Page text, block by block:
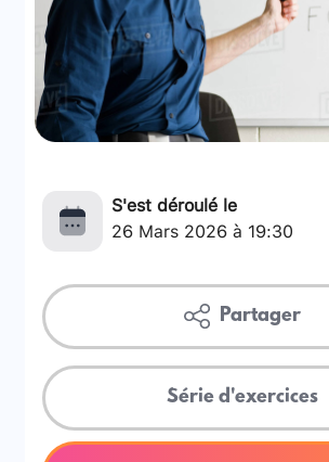
S'est déroulé le
26 Mars 2026 à 19:30
Partager
Série d'exercices